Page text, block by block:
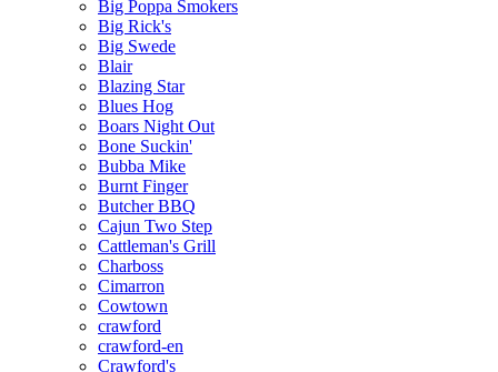
Big Poppa Smokers
Big Rick's
Big Swede
Blair
Blazing Star
Blues Hog
Boars Night Out
Bone Suckin'
Bubba Mike
Burnt Finger
Butcher BBQ
Cajun Two Step
Cattleman's Grill
Charboss
Cimarron
Cowtown
crawford
crawford-en
Crawford's